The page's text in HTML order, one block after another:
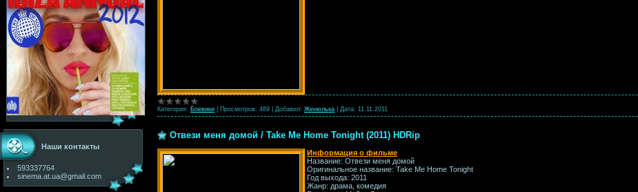
Наши контакты
593337764
sinema.at.ua@gmail.com
Категория: Боевики Просмотров: 489 Добавил: Женюлька Дата: 11.11.2011
Отвези меня домой / Take Me Home Tonight (2011) HDRip
Информация о фильме
Название: Отвези меня домой
Оригинальное название: Take Me Home Tonight
Год выхода: 2011
Жанр: драма, комедия